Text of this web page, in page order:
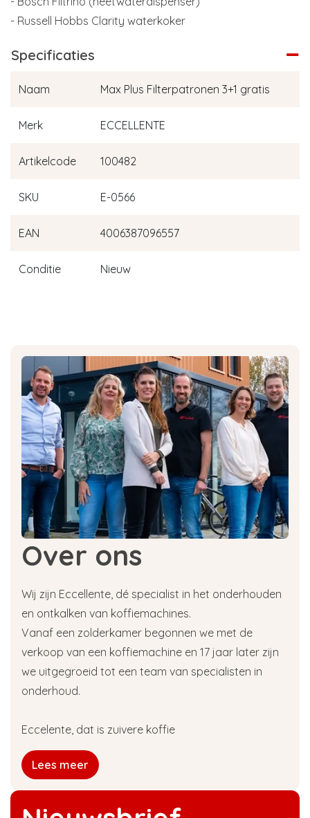
- Russell Hobbs Clarity waterkoker
Specificaties
Naam Max Plus Filterpatronen 3+1 gratis
Merk ECCELLENTE
Artikelcode 100482
SKU E-0566
EAN 4006387096557
Conditie Nieuw
Over ons
Wij zijn Eccellente, dé specialist in het onderhouden
en ontkalken van koffiemachines.
Vanaf een zolderkamer begonnen we met de
verkoop van een koffiemachine en 17 jaar later zijn
we uitgegroeid tot een team van specialisten in
onderhoud.
Eccelente, dat is zuivere koffie
Lees meer